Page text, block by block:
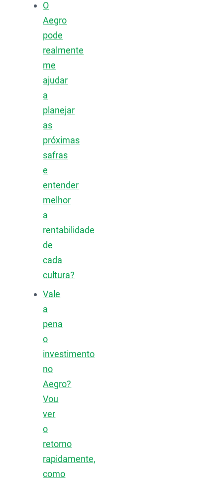
O
Aegro
pode
realmente
me
ajudar
a
planejar
as
próximas
safras
e
entender
melhor
a
rentabilidade
de
cada
cultura?
Vale
a
pena
o
investimento
no
Aegro?
Vou
ver
o
retorno
rapidamente,
como